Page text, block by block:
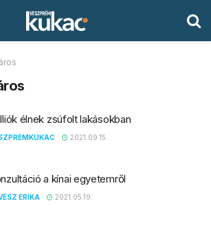
élnek zsúfolt lakásokban
2021.09.15.
a kínai egyetemről
ERIKA 2021.05.19.